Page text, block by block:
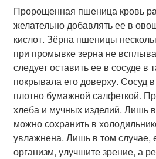
Пророщенная пшеница кровь
желательно добавлять ее в
кислот. Зёрна пшеницы
при промывке зерна не
следует оставить ее в сосуде
покрывала его доверху. Сосуд
плотно бумажной салфеткой.
хлеба и мучных изделий. Лишь
можно сохранить в
увлажнена. Лишь в том случае,
организм, улучшите зрение, а